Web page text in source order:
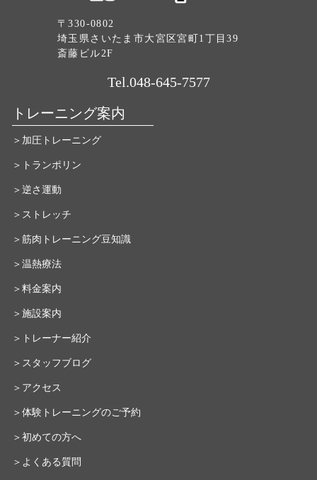
〒330-0802
埼玉県さいたま市大宮区宮町1丁目39
斎藤ビル2F
Tel.048-645-7577
トレーニング案内
＞加圧トレーニング
＞トランポリン
＞逆さ運動
＞ストレッチ
＞筋肉トレーニング豆知識
＞温熱療法
＞料金案内
＞施設案内
＞トレーナー紹介
＞スタッフブログ
＞アクセス
＞体験トレーニングのご予約
＞初めての方へ
＞よくある質問